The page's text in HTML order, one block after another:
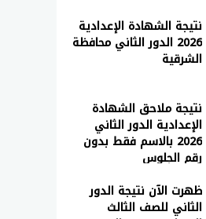
نتيجة الشهادة الإعدادية
2026 الدور الثاني محافظة
الشرقية
نتيجة ملاحق الشهادة
الإعدادية الدور الثاني
2026 بالاسم فقط بدون
رقم الجلوس
ظهرت الآن نتيجة الدور
الثاني للصف الثالث